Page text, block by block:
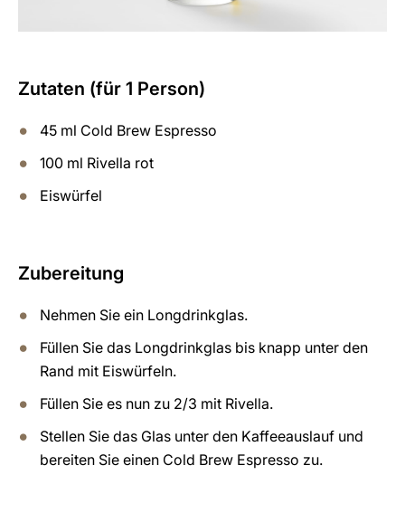
Zutaten (für 1 Person)
45 ml Cold Brew Espresso
100 ml Rivella rot
Eiswürfel
Zubereitung
Nehmen Sie ein Longdrinkglas.
Füllen Sie das Longdrinkglas bis knapp unter den
Rand mit Eiswürfeln.
Füllen Sie es nun zu 2/3 mit Rivella.
Stellen Sie das Glas unter den Kaffeeauslauf und
bereiten Sie einen Cold Brew Espresso zu.